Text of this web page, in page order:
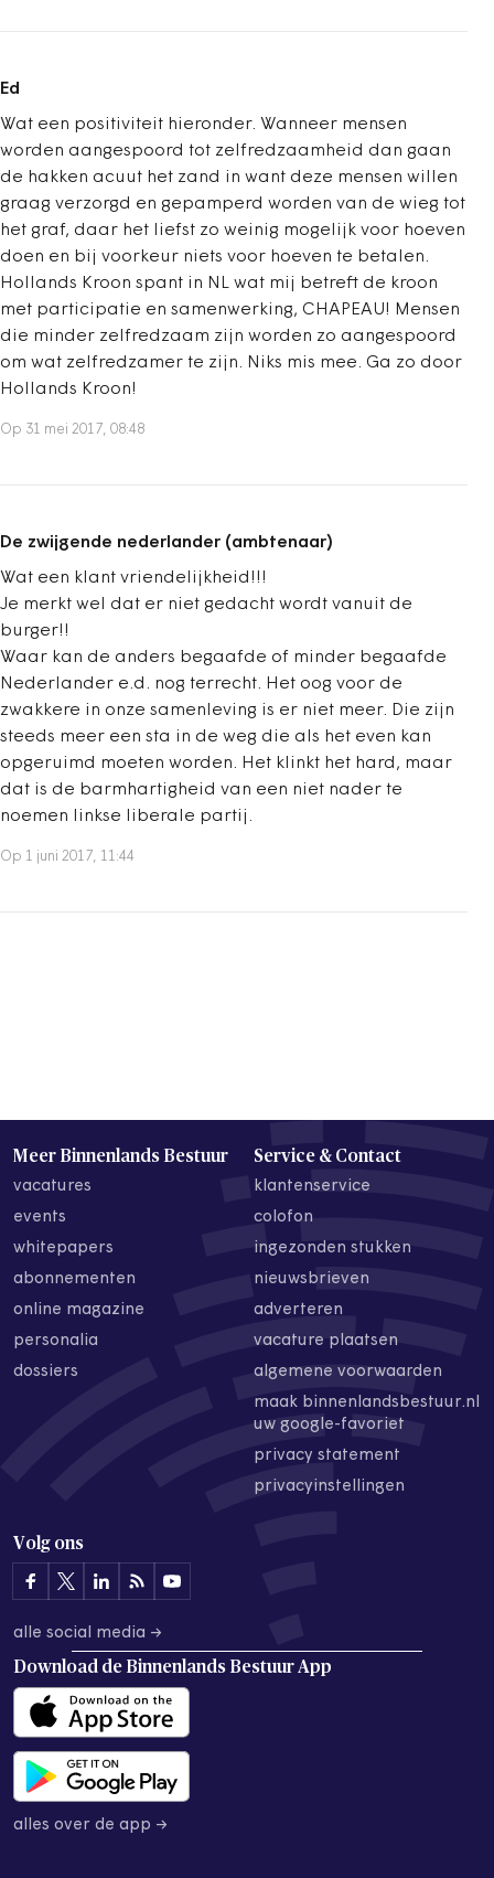
Ed
Wat een positiviteit hieronder. Wanneer mensen
worden aangespoord tot zelfredzaamheid dan gaan
de hakken acuut het zand in want deze mensen willen
graag verzorgd en gepamperd worden van de wieg tot
het graf, daar het liefst zo weinig mogelijk voor hoeven
doen en bij voorkeur niets voor hoeven te betalen.
Hollands Kroon spant in NL wat mij betreft de kroon
met participatie en samenwerking, CHAPEAU! Mensen
die minder zelfredzaam zijn worden zo aangespoord
om wat zelfredzamer te zijn. Niks mis mee. Ga zo door
Hollands Kroon!
Op 31 mei 2017, 08:48
De zwijgende nederlander (ambtenaar)
Wat een klant vriendelijkheid!!!
Je merkt wel dat er niet gedacht wordt vanuit de
burger!!
Waar kan de anders begaafde of minder begaafde
Nederlander e.d. nog terrecht. Het oog voor de
zwakkere in onze samenleving is er niet meer. Die zijn
steeds meer een sta in de weg die als het even kan
opgeruimd moeten worden. Het klinkt het hard, maar
dat is de barmhartigheid van een niet nader te
noemen linkse liberale partij.
Op 1 juni 2017, 11:44
Meer Binnenlands Bestuur
vacatures
events
whitepapers
abonnementen
online magazine
personalia
dossiers
Service & Contact
klantenservice
colofon
ingezonden stukken
nieuwsbrieven
adverteren
vacature plaatsen
algemene voorwaarden
maak binnenlandsbestuur.nl
uw google-favoriet
privacy statement
privacyinstellingen
Volg ons
alle social media →
Download de Binnenlands Bestuur App
alles over de app →